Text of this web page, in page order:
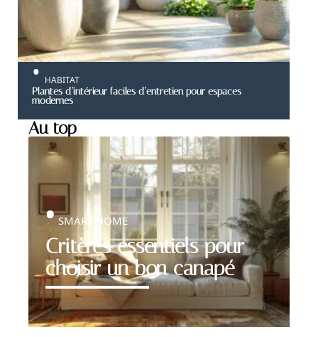
HABITAT
Plantes d’intérieur faciles d’entretien pour espaces
modernes
Au top
Critères essentiels pour
choisir un bon canapé
SMART HOME